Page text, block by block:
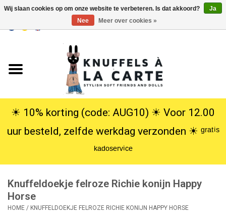
USD
Knuffels
Poppen
SALE
Cadeauservice
☀︎ 10% korting (code: AUG10) ☀︎ Voor 12.00
uur besteld, zelfde werkdag verzonden ☀︎ ᵍʳᵃᵗⁱˢ
ᵏᵃᵈᵒˢᵉʳᵛⁱᶜᵉ
Knuffeldoekje felroze Richie konijn Happy
Horse
HOME / KNUFFELDOEKJE FELROZE RICHIE KONIJN HAPPY HORSE
Wij slaan cookies op om onze website te verbeteren. Is dat akkoord?
Ja
Nee
Meer over cookies »